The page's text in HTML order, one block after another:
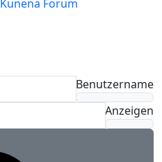
Kunena Forum
Benutzername
Anzeigen